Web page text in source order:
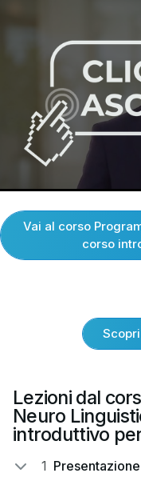
Vai al corso
corso
Lezioni dal
Neuro
introduttivo
1 Presentazione